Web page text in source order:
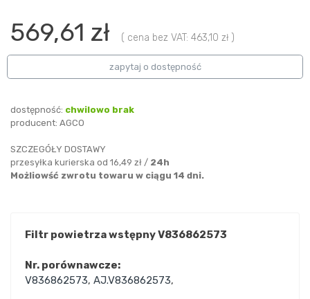
569,61 zł
( cena bez VAT: 463,10 zł )
zapytaj o dostępność
dostępność: chwilowo brak
producent: AGCO
SZCZEGÓŁY DOSTAWY
przesyłka kurierska od 16,49 zł / 24h
Możliowść zwrotu towaru w ciągu 14 dni.
Filtr powietrza wstępny V836862573
Nr. porównawcze:
V836862573, AJ.V836862573,